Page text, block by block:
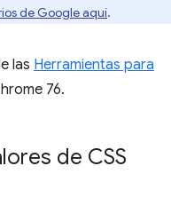
de Google aquí.
las Herramientas para
76.
de CSS